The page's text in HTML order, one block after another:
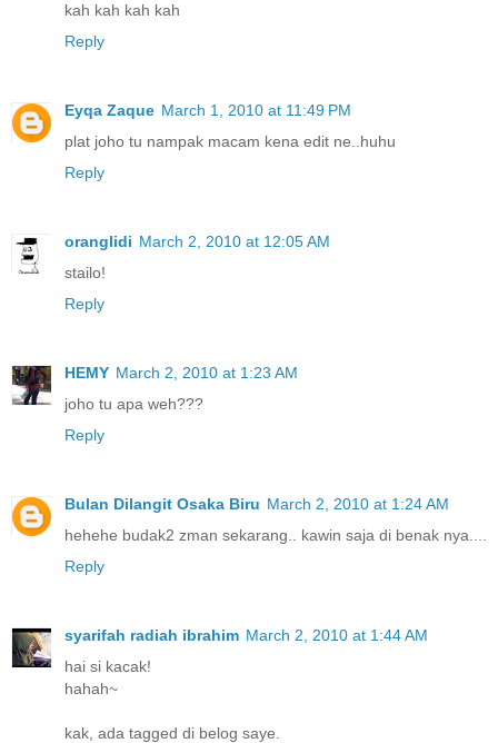
kah kah kah kah
Reply
Eyqa Zaque March 1, 2010 at 11:49 PM
plat joho tu nampak macam kena edit ne..huhu
Reply
oranglidi March 2, 2010 at 12:05 AM
stailo!
Reply
HEMY March 2, 2010 at 1:23 AM
joho tu apa weh???
Reply
Bulan Dilangit Osaka Biru March 2, 2010 at 1:24 AM
hehehe budak2 zman sekarang.. kawin saja di benak nya....
Reply
syarifah radiah ibrahim March 2, 2010 at 1:44 AM
hai si kacak!
hahah~
kak, ada tagged di belog saye.